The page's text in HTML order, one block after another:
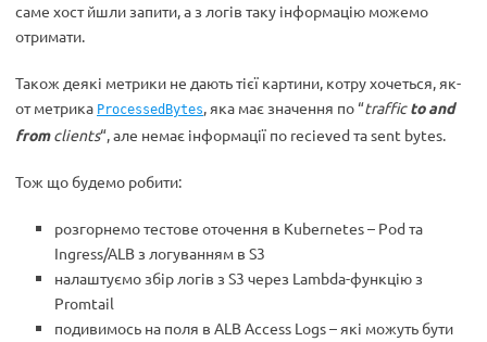
саме хост йшли запити, а з логів таку інформацію можемо
отримати.
Також деякі метрики не дають тієї картини, котру хочеться, як-
от метрика ProcessedBytes, яка має значення по “trafficto and
fromclients“, але немає інформації по recieved та sent bytes.
Тож що будемо робити:
розгорнемо тестове оточення в Kubernetes – Pod та
Ingress/ALB з логуванням в S3
налаштуємо збір логів з S3 через Lambda-функцію з
Promtail
подивимось на поля в ALB Access Logs – які можуть бути